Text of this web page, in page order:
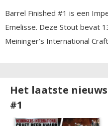
Barrel Finished #1 is een
Emelisse. Deze Stout bevat
Meininger’s International
Het laatste
#1